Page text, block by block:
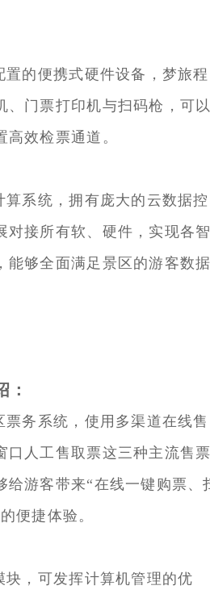
的便携式硬件设备，梦旅程
、门票打印机与扫码枪，可
效检票通道。
系统，拥有庞大的云数据控
对接所有软、硬件，实现各
能够全面满足景区的游客数
：
务系统，使用多渠道在线售
口人工售取票这三种主流售
给游客带来“在线一键购票、
便捷体验。
，可发挥计算机管理的优